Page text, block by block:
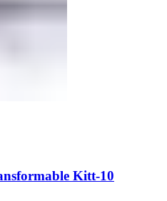
Kitt-10